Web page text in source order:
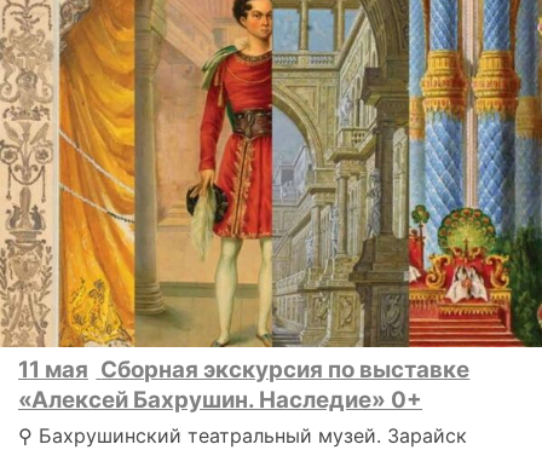
11 мая Сборная экскурсия по выставке
«Алексей Бахрушин. Наследие» 0+
⚲ Бахрушинский театральный музей. Зарайск